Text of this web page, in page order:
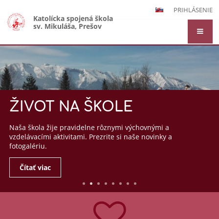
PRIHLÁSENIE
Katolícka spojená škola
sv. Mikuláša, Prešov
Hlavná
stránka
NA ŠKOLE
škola žije pravidelne rôznymi výchovnými a
aktivitami. Prezrite si naše novinky a
Čítať viac